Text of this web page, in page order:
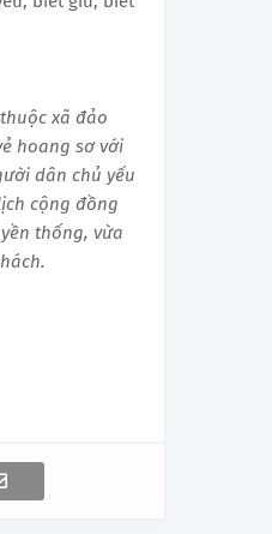
xã đảo
hoang sơ với
dân chủ yếu
cộng đồng
thống, vừa